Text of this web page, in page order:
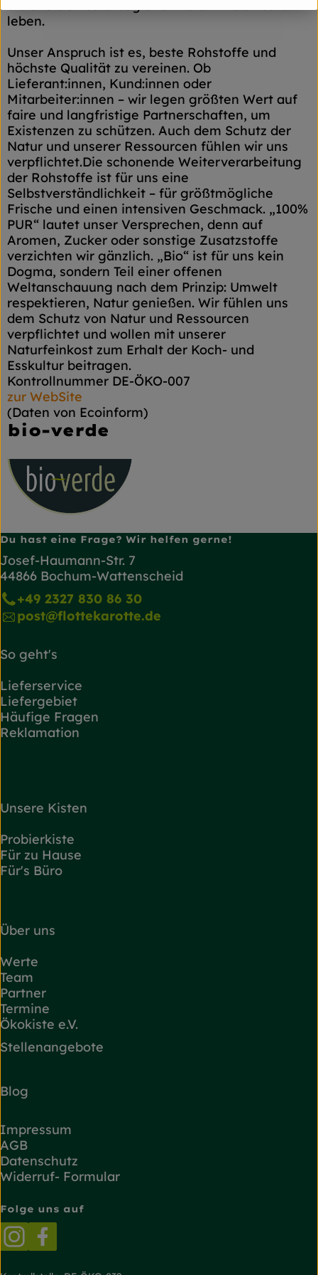
leben.
Unser Anspruch ist es, beste Rohstoffe und
höchste Qualität zu vereinen. Ob
Lieferant:innen, Kund:innen oder
Mitarbeiter:innen – wir legen größten Wert auf
faire und langfristige Partnerschaften, um
Existenzen zu schützen. Auch dem Schutz der
Natur und unserer Ressourcen fühlen wir uns
verpflichtet.Die schonende Weiterverarbeitung
der Rohstoffe ist für uns eine
Selbstverständlichkeit – für größtmögliche
Frische und einen intensiven Geschmack. „100%
PUR“ lautet unser Versprechen, denn auf
Aromen, Zucker oder sonstige Zusatzstoffe
verzichten wir gänzlich. „Bio“ ist für uns kein
Dogma, sondern Teil einer offenen
Weltanschauung nach dem Prinzip: Umwelt
respektieren, Natur genießen. Wir fühlen uns
dem Schutz von Natur und Ressourcen
verpflichtet und wollen mit unserer
Naturfeinkost zum Erhalt der Koch- und
Esskultur beitragen.
Kontrollnummer DE-ÖKO-007
zur WebSite
(Daten von Ecoinform)
bio-verde
Du hast eine Frage? Wir helfen gerne!
Josef-Haumann-Str. 7
44866 Bochum-Wattenscheid
+49 2327 830 86 30
post@flottekarotte.de
So geht's
Lieferservice
Liefergebiet
Häufige Fragen
Reklamation
Unsere Kisten
Probierkiste
Für zu Hause
Für's Büro
Über uns
Werte
Team
Partner
Termine
Ökokiste e.V.
Stellenangebote
Blog
Impressum
AGB
Datenschutz
Widerruf- Formular
Folge uns auf
Externer Link zu https://